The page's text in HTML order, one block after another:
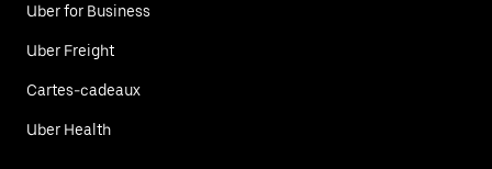
Uber for Business
Uber Freight
Cartes-cadeaux
Uber Health